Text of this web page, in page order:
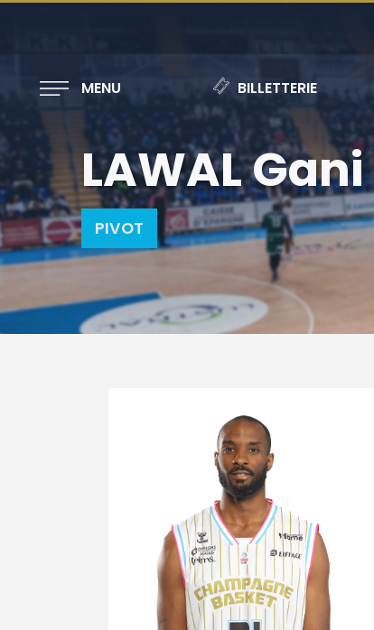
MENU BILLETTERIE
LAWAL Gani
PIVOT